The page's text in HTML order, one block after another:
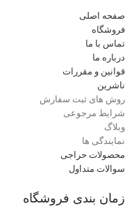
صفحه اصلی
فروشگاه
تماس با ما
درباره ما
قوانین و مقررات
ناشرین
روش های ثبت سفارش
شرایط مرجوعی
وبلاگ
نمایندگی ها
محصولات حراجی
سوالات متداول
زمان بندی فروشگاه